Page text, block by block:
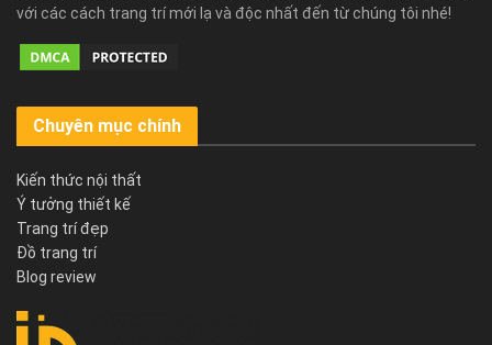
với các cách trang trí mới lạ và độc nhất đến từ chúng tôi nhé!
Chuyên mục chính
Kiến thức nội thất
Ý tưởng thiết kế
Trang trí đẹp
Đồ trang trí
Blog review